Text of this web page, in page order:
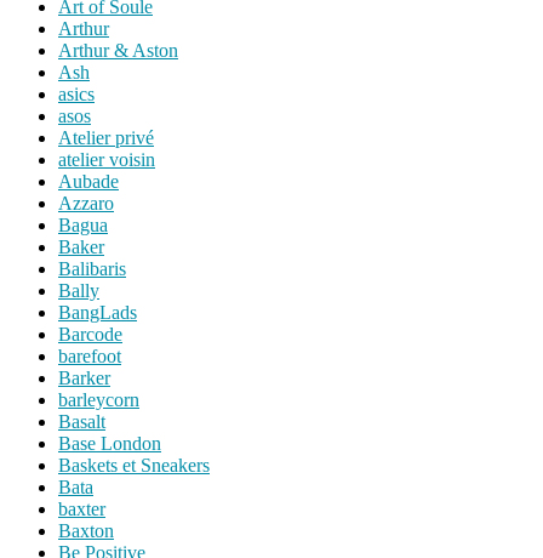
Art of Soule
Arthur
Arthur & Aston
Ash
asics
asos
Atelier privé
atelier voisin
Aubade
Azzaro
Bagua
Baker
Balibaris
Bally
BangLads
Barcode
barefoot
Barker
barleycorn
Basalt
Base London
Baskets et Sneakers
Bata
baxter
Baxton
Be Positive